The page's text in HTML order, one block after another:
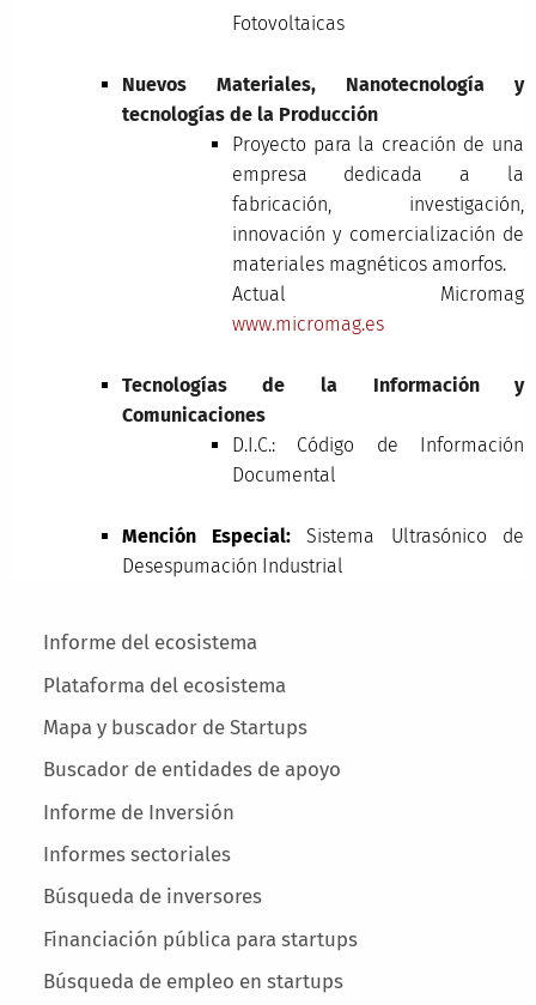
Main menu
Informe del ecosistema
Plataforma del ecosistema
Mapa y buscador de Startups
Buscador de entidades de apoyo
Informe de Inversión
Informes sectoriales
Búsqueda de inversores
Financiación pública para startups
Búsqueda de empleo en startups
Fotovoltaicas
Nuevos Materiales, Nanotecnología y
tecnologías de la Producción
Proyecto para la creación de una
empresa dedicada a la
fabricación, investigación,
innovación y comercialización de
materiales magnéticos amorfos.
Actual Micromag
www.micromag.es
Tecnologías de la Información y
Comunicaciones
D.I.C.: Código de Información
Documental
Mención Especial: Sistema Ultrasónico de
Desespumación Industrial